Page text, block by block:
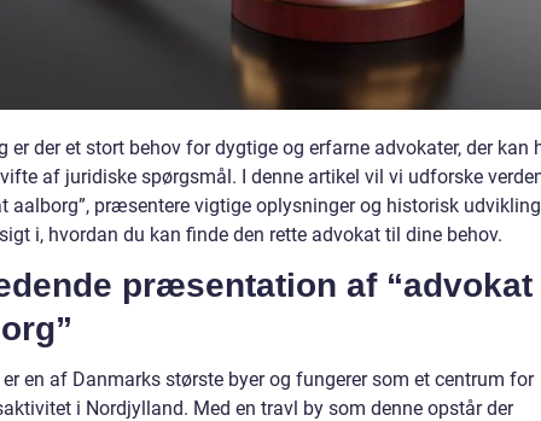
er der et stort behov for dygtige og erfarne advokater, der kan
af juridiske spørgsmål. I denne artikel vil vi udforske
aalborg”, præsentere vigtige oplysninger og historisk
i, hvordan du kan finde den rette advokat til dine behov.
præsentation af “advokat
en af Danmarks største byer og fungerer som et centrum for
i Nordjylland. Med en travl by som denne opstår der